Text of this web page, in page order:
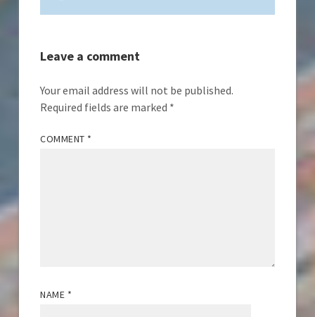
Leave a comment
Your email address will not be published.
Required fields are marked *
COMMENT *
NAME *